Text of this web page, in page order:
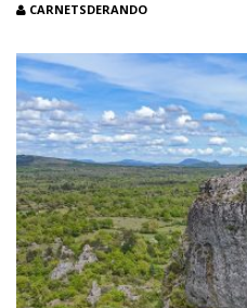
CARNETSDERANDO